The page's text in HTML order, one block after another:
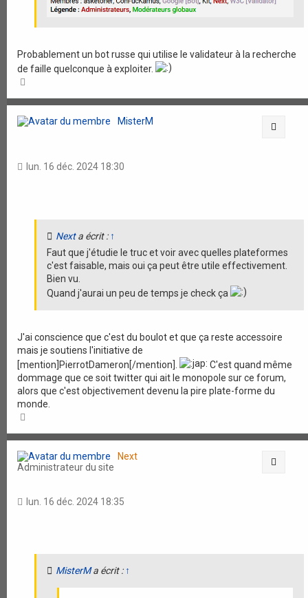
Probablement un bot russe qui utilise le validateur à la recherche
de faille quelconque à exploiter.
u
t
MisterM
lun. 16 déc. 2024 18:30
Nexta écrit : ↑
Faut que j'étudie le truc et voir avec quelles plateformes
c'est faisable, mais oui ça peut être utile effectivement.
Bien vu.
Quand j'aurai un peu de temps je check ça
J'ai conscience que c'est du boulot et que ça reste accessoire
mais je soutiens l'initiative de
[mention]PierrotDameron[/mention].
C'est quand même
dommage que ce soit twitter qui ait le monopole sur ce forum,
alors que c'est objectivement devenu la pire plate-forme du
monde.
u
Next
Administrateur du site
lun. 16 déc. 2024 18:35
MisterMa écrit : ↑